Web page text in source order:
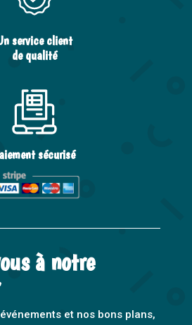
service client
de qualité
sécurisé
à notre
et nos bons plans,